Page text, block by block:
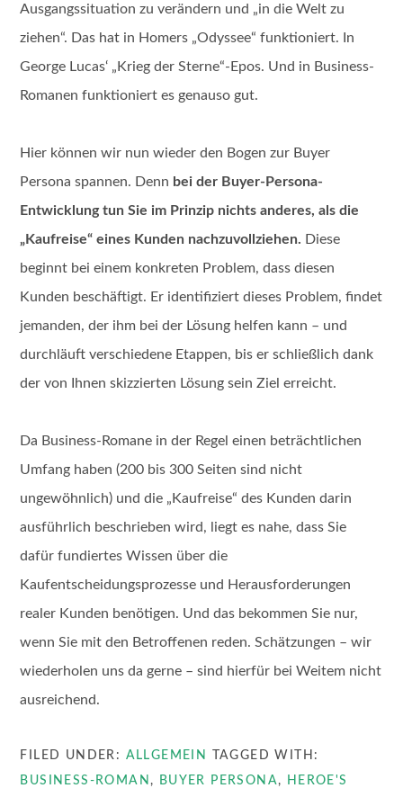
Ausgangssituation zu verändern und „in die Welt zu
ziehen“. Das hat in Homers „Odyssee“ funktioniert. In
George Lucas‘ „Krieg der Sterne“-Epos. Und in Business-
Romanen funktioniert es genauso gut.
Hier können wir nun wieder den Bogen zur Buyer
Persona spannen. Denn bei der Buyer-Persona-
Entwicklung tun Sie im Prinzip nichts anderes, als die
„Kaufreise“ eines Kunden nachzuvollziehen. Diese
beginnt bei einem konkreten Problem, dass diesen
Kunden beschäftigt. Er identifiziert dieses Problem, findet
jemanden, der ihm bei der Lösung helfen kann – und
durchläuft verschiedene Etappen, bis er schließlich dank
der von Ihnen skizzierten Lösung sein Ziel erreicht.
Da Business-Romane in der Regel einen beträchtlichen
Umfang haben (200 bis 300 Seiten sind nicht
ungewöhnlich) und die „Kaufreise“ des Kunden darin
ausführlich beschrieben wird, liegt es nahe, dass Sie
dafür fundiertes Wissen über die
Kaufentscheidungsprozesse und Herausforderungen
realer Kunden benötigen. Und das bekommen Sie nur,
wenn Sie mit den Betroffenen reden. Schätzungen – wir
wiederholen uns da gerne – sind hierfür bei Weitem nicht
ausreichend.
FILED UNDER: ALLGEMEIN
TAGGED WITH:
BUSINESS-ROMAN , BUYER PERSONA ,
HEROE'S